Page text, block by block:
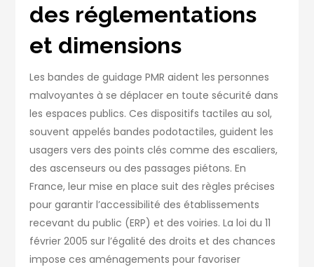
des réglementations
et dimensions
Les bandes de guidage PMR aident les personnes
malvoyantes à se déplacer en toute sécurité dans
les espaces publics. Ces dispositifs tactiles au sol,
souvent appelés bandes podotactiles, guident les
usagers vers des points clés comme des escaliers,
des ascenseurs ou des passages piétons. En
France, leur mise en place suit des règles précises
pour garantir l’accessibilité des établissements
recevant du public (ERP) et des voiries. La loi du 11
février 2005 sur l’égalité des droits et des chances
impose ces aménagements pour favoriser